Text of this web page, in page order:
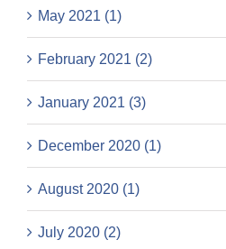
May 2021 (1)
February 2021 (2)
January 2021 (3)
December 2020 (1)
August 2020 (1)
July 2020 (2)